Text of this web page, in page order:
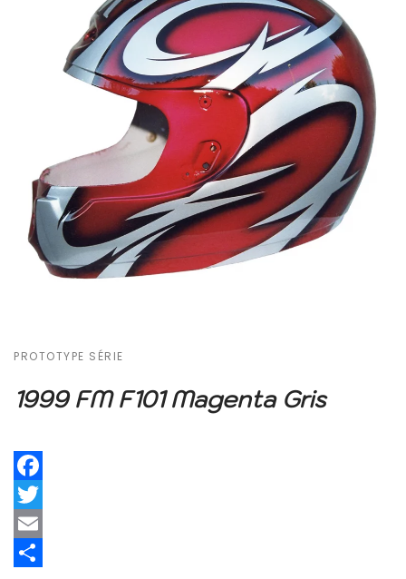
PROTOTYPE SÉRIE
1999 FM F101 Magenta Gris
Facebook
Twitter
Email